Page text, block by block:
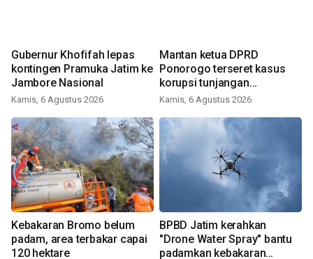
Gubernur Khofifah lepas
kontingen Pramuka Jatim ke
Jambore Nasional
Kamis, 6 Agustus 2026
Mantan ketua DPRD
Ponorogo terseret kasus
korupsi tunjangan
perumahan
Kamis, 6 Agustus 2026
Kebakaran Bromo belum
padam, area terbakar capai
120 hektare
BPBD Jatim kerahkan
"Drone Water Spray" bantu
padamkan kebakaran